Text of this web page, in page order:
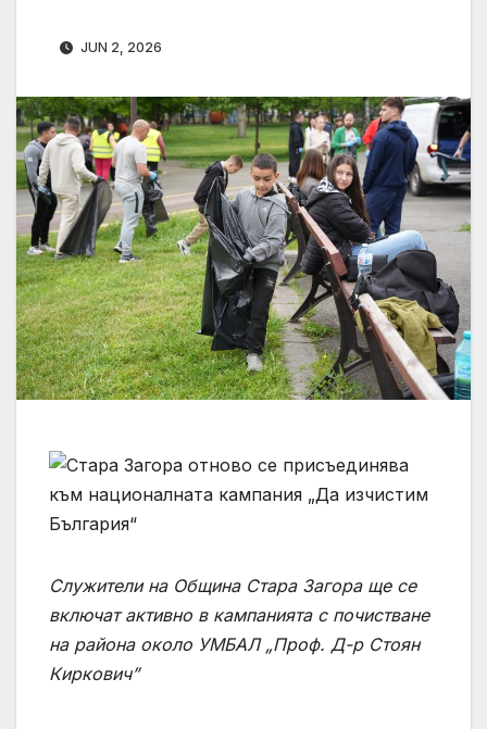
JUN 2, 2026
Служители на Община Стара Загора ще се
включат активно в кампанията с почистване
на района около УМБАЛ „Проф. Д-р Стоян
Киркович”